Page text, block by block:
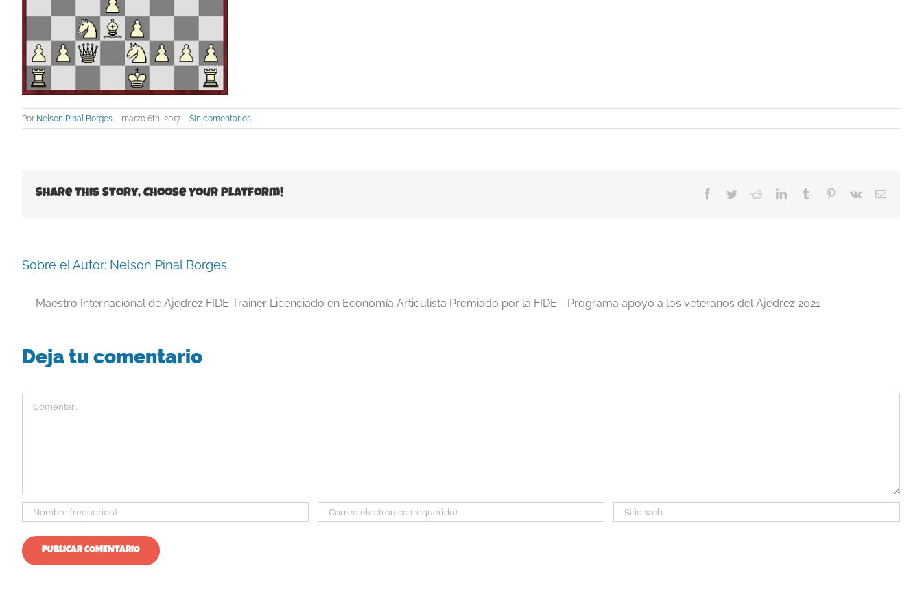
Por Nelson Pinal Borges | marzo 6th, 2017 | Sin comentarios
Share This Story, Choose Your Platform! Facebook
TwitterRedditLinkedInTumblr Pinterest
Vk
Correo
Sobre el Autor: Nelson Pinal Borges
Maestro Internacional de Ajedrez FIDE Trainer Licenciado en Economía Articulista Premiado por la FIDE - Programa apoyo a los veteranos del Ajedrez 2021
Deja tu comentario